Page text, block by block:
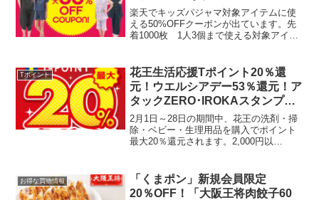
楽天でキッズパジャマ対象アイテムに使
える50%OFFクーポンが出ています。先
着1000枚 1人3個まで使える対象アイテ
えます。うちの息子、夏はパンツ１丁で
寝てるので...
Tポイント
花王生活応援Tポイント20％還
元！ウエルシアデー53％還元！ア
タックZERO･IROKAスタンプラ
リー併用可能？
2月1日～28日の期間中、花王の洗剤・掃
除・ベビー・生理用品を購入でポイント
最大20％還元されます。2,000円以
イントプレゼント （20％還元）※1回の
会...
お得な買物情報
「くまポン」新規会員限定
20％OFF！「大阪王将肉餃子60